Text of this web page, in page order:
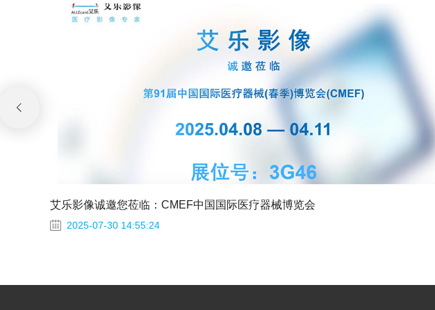
艾乐影像诚邀您莅临：CMEF中国国际医疗器械博览会
2025-07-30 14:55:24